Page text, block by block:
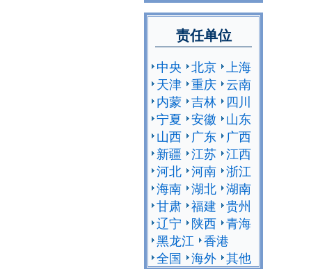
责任单位
中央 北京
上海
天津 重庆 云南
内蒙 吉林
四川
宁夏 安徽
山东
山西
广东
广西
新疆 江苏 江西
河北 河南 浙江
海南 湖北 湖南
甘肃 福建 贵州
辽宁
陕西 青海
黑龙江 香港
全国 海外 其他